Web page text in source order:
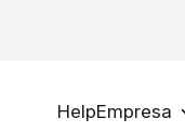
HelpEmpresa